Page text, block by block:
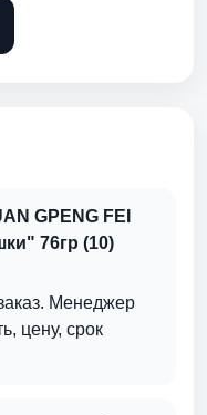
GPENG FEI
76гр (10)
Менеджер
цену, срок